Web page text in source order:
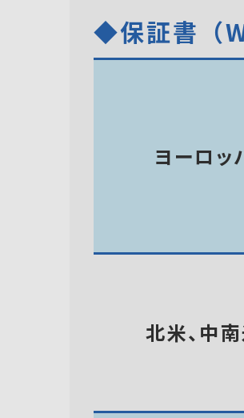
◆保証書（
ヨーロッ
北米、中